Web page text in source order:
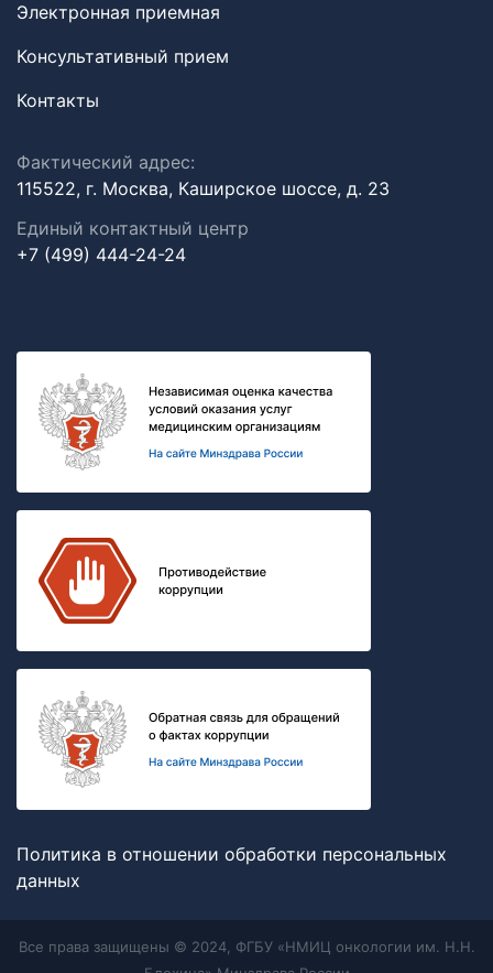
Электронная приемная
Консультативный прием
Контакты
Фактический адрес:
115522, г. Москва, Каширское шоссе, д. 23
Единый контактный центр
+7 (499) 444-24-24
Политика в отношении обработки персональных
данных
Все права защищены © 2024, ФГБУ «НМИЦ онкологии им. Н.Н.